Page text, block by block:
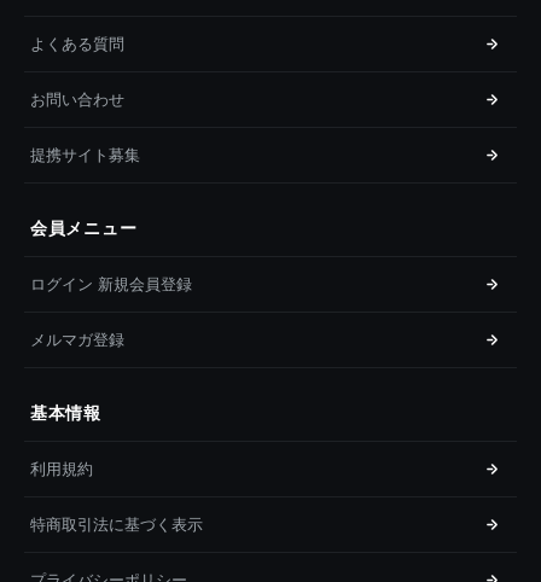
よくある質問
お問い合わせ
提携サイト募集
会員メニュー
ログイン 新規会員登録
メルマガ登録
基本情報
利用規約
特商取引法に基づく表示